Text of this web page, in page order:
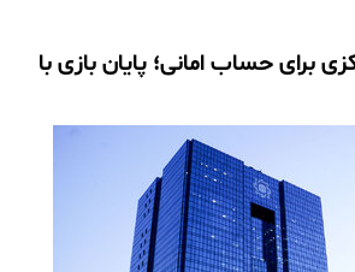
برای حساب امانی؛ پایان بازی با